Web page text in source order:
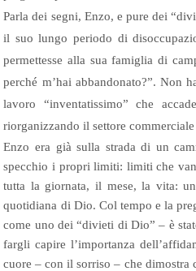
Parla dei segni, Enzo, e pure dei
il suo lungo periodo di
permettesse alla sua famiglia di
perché m’hai abbandonato?”. Non
lavoro “inventatissimo” che
riorganizzando il settore
Enzo era già sulla strada di un
specchio i propri limiti: limiti che
tutta la giornata, il mese, la vita:
quotidiana di Dio. Col tempo e la
come uno dei “divieti di Dio” – è
fargli capire l’importanza
cuore – con il sorriso – che dimostra